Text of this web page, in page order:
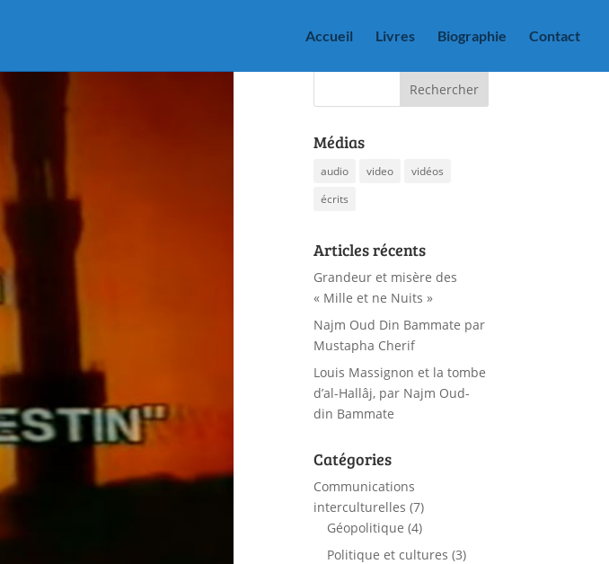
Accueil Livres Biographie Contact
Médias
audio video
vidéos
écrits
Articles récents
Grandeur et misère des
« Mille et ne Nuits »
Najm Oud Din Bammate par
Mustapha Cherif
Louis Massignon et la tombe
d’al-Hallâj, par Najm Oud-
din Bammate
Catégories
Communications
interculturelles (7)
Géopolitique (4)
Politique et cultures (3)